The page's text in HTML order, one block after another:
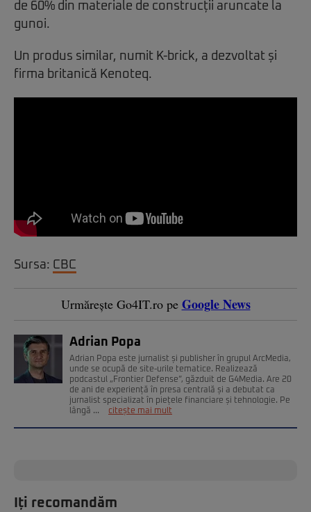
de 60% din materiale de construcții aruncate la
gunoi.
Un produs similar, numit K-brick, a dezvoltat și
firma britanică Kenoteq.
Sursa: CBC
Urmărește Go4IT.ro pe Google News
Adrian Popa
Adrian Popa este jurnalist și publisher în grupul ArcMedia,
unde se ocupă de site-urile tematice. Realizează
podcastul „Frontier Defense”, găzduit de G4Media. Are 20
de ani de experiență în presa centrală și a debutat ca
jurnalist specializat în piețele financiare și tehnologie. Pe
lângă ...
citește mai mult
Iți recomandăm